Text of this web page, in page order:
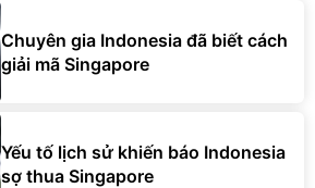
Chuyên gia Indonesia đã biết cách
giải mã Singapore
Yếu tố lịch sử khiến báo Indonesia
sợ thua Singapore